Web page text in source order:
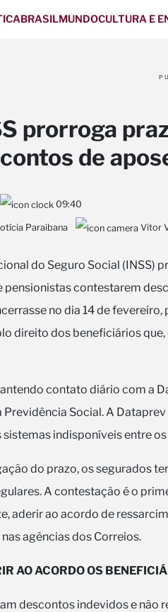
BRASILMUNDOCULTURA E
prorroga
de
09:40
Paraibana Vitor
do Seguro Social (INSS)
pensionistas contestarem
no dia 14 de
direito dos beneficiários
contato diário com a
Social. A
indisponíveis entre
do prazo, os segurados
A contestação é o
aderir ao acordo de
agências dos Correios.
AO ACORDO OS
descontos indevidos e não